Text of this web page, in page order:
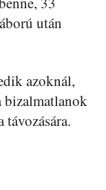
után
azoknál,
bizalmatlanok
távozására.